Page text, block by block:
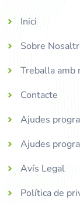
Inici
Sobre
Treballa amb
Contacte
Ajudes
Ajudes
Avís Legal
Política de